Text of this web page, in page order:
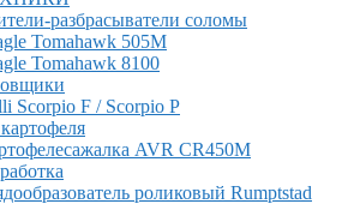
разбрасыватели соломы
Tomahawk 505M
Tomahawk 8100
Scorpio F / Scorpio P
AVR CR450M
роликовый Rumptstad